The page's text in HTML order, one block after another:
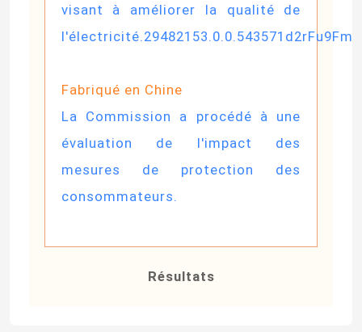
visant à améliorer la qualité de
l'électricité.29482153.0.0.543571d2rFu9Fm
Fabriqué en Chine
La Commission a procédé à une
évaluation de l'impact des
mesures de protection des
consommateurs.
Résultats